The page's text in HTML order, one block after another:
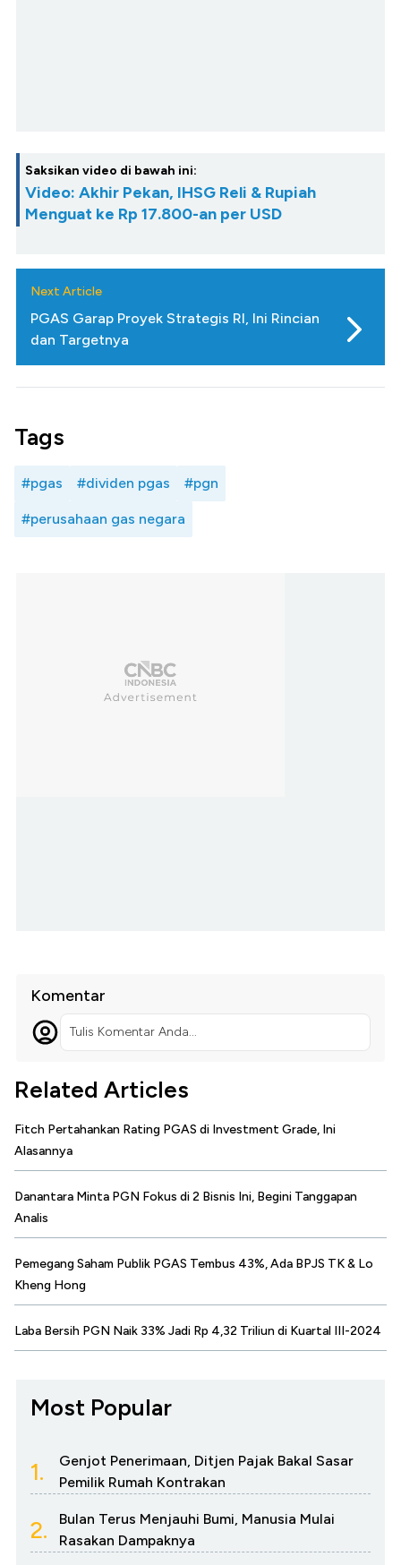
Saksikan video di bawah ini:
Video: Akhir Pekan, IHSG Reli & Rupiah
Menguat ke Rp 17.800-an per USD
Next Article
PGAS Garap Proyek Strategis RI, Ini Rincian
dan Targetnya
Tags
#pgas #dividen pgas #pgn
#perusahaan gas negara
Komentar
Tulis Komentar Anda...
Related Articles
Fitch Pertahankan Rating PGAS di Investment Grade, Ini
Alasannya
Danantara Minta PGN Fokus di 2 Bisnis Ini, Begini Tanggapan
Analis
Pemegang Saham Publik PGAS Tembus 43%, Ada BPJS TK & Lo
Kheng Hong
Laba Bersih PGN Naik 33% Jadi Rp 4,32 Triliun di Kuartal III-2024
Most Popular
1.
Genjot Penerimaan, Ditjen Pajak Bakal Sasar
Pemilik Rumah Kontrakan
2.
Bulan Terus Menjauhi Bumi, Manusia Mulai
Rasakan Dampaknya